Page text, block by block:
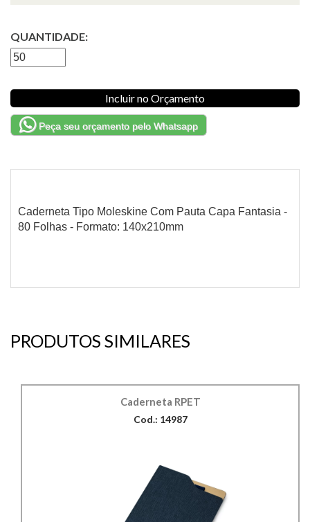
QUANTIDADE:
Incluir no Orçamento
Peça seu orçamento pelo Whatsapp
Caderneta Tipo Moleskine Com Pauta Capa Fantasia -
80 Folhas - Formato: 140x210mm
PRODUTOS SIMILARES
Caderneta RPET
Cod.: 14987